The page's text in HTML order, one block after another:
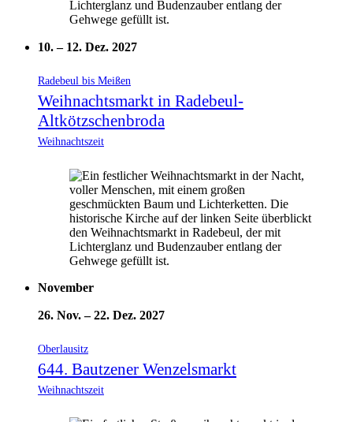
10.–12. Dez. 2027
Radebeul bis Meißen
Weihnachtsmarkt in Radebeul-
Altkötzschenbroda
Weihnachtszeit
November
26. Nov.–22. Dez. 2027
Oberlausitz
644. Bautzener Wenzelsmarkt
Weihnachtszeit